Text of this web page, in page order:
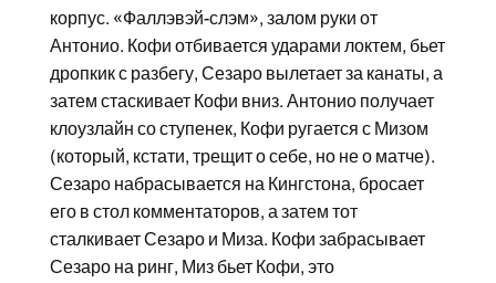
корпус. «Фаллэвэй-слэм», залом руки от
Антонио. Кофи отбивается ударами локтем, бьет
дропкик с разбегу, Сезаро вылетает за канаты, а
затем стаскивает Кофи вниз. Антонио получает
клоузлайн со ступенек, Кофи ругается с Мизом
(который, кстати, трещит о себе, но не о матче).
Сезаро набрасывается на Кингстона, бросает
его в стол комментаторов, а затем тот
сталкивает Сезаро и Миза. Кофи забрасывает
Сезаро на ринг, Миз бьет Кофи, это